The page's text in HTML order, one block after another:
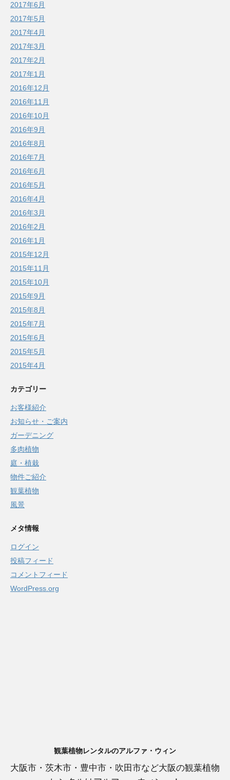
2017年6月
2017年5月
2017年4月
2017年3月
2017年2月
2017年1月
2016年12月
2016年11月
2016年10月
2016年9月
2016年8月
2016年7月
2016年6月
2016年5月
2016年4月
2016年3月
2016年2月
2016年1月
2015年12月
2015年11月
2015年10月
2015年9月
2015年8月
2015年7月
2015年6月
2015年5月
2015年4月
カテゴリー
お客様紹介
お知らせ・ご案内
ガーデニング
多肉植物
庭・植栽
物件ご紹介
観葉植物
風景
メタ情報
ログイン
投稿フィード
コメントフィード
WordPress.org
観葉植物レンタルのアルファ・ウィン
大阪市・茨木市・豊中市・吹田市など大阪の観葉植物